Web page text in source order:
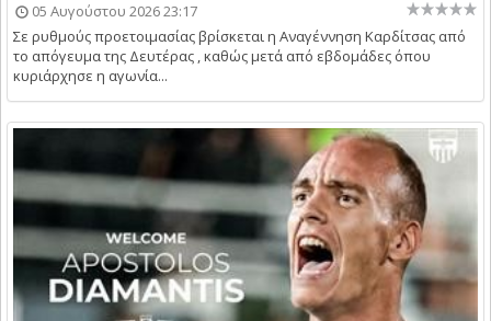
05 Αυγούστου 2026 23:17
Σε ρυθμούς προετοιμασίας βρίσκεται η Αναγέννηση Καρδίτσας από
το απόγευμα της Δευτέρας , καθώς μετά από εβδομάδες όπου
κυριάρχησε η αγωνία...